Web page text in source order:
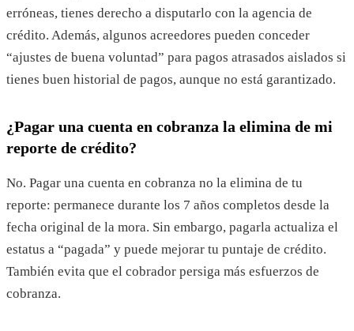
erróneas, tienes derecho a disputarlo con la agencia de
crédito. Además, algunos acreedores pueden conceder
“ajustes de buena voluntad” para pagos atrasados aislados si
tienes buen historial de pagos, aunque no está garantizado.
¿Pagar una cuenta en cobranza la elimina de mi
reporte de crédito?
No. Pagar una cuenta en cobranza no la elimina de tu
reporte: permanece durante los 7 años completos desde la
fecha original de la mora. Sin embargo, pagarla actualiza el
estatus a “pagada” y puede mejorar tu puntaje de crédito.
También evita que el cobrador persiga más esfuerzos de
cobranza.